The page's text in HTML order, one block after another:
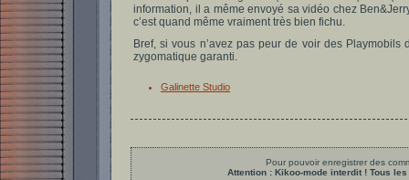
information, il a même envoyé sa vidéo chez
c’est quand même vraiment très bien fichu.
Bref, si vous n’avez pas peur de voir des
zygomatique garanti.
Galinette Studio
Pour pouvoir enregistrer des
Attention : Kikoo-mode interdit ! Tous